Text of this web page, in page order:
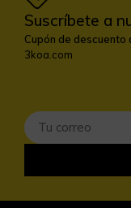
Suscríbete a
Cupón de descuento
3koa.com